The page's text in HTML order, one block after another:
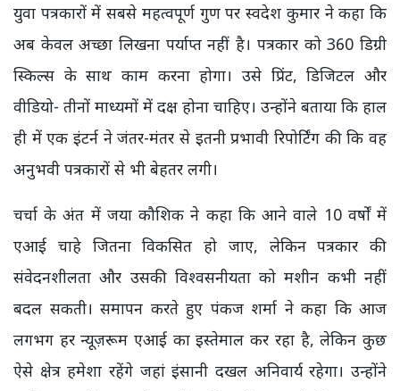
युवा पत्रकारों में सबसे महत्वपूर्ण गुण पर स्वदेश कुमार ने कहा कि
अब केवल अच्छा लिखना पर्याप्त नहीं है। पत्रकार को 360 डिग्री
स्किल्स के साथ काम करना होगा। उसे प्रिंट, डिजिटल और
वीडियो- तीनों माध्यमों में दक्ष होना चाहिए। उन्होंने बताया कि हाल
ही में एक इंटर्न ने जंतर-मंतर से इतनी प्रभावी रिपोर्टिंग की कि वह
अनुभवी पत्रकारों से भी बेहतर लगी।
चर्चा के अंत में जया कौशिक ने कहा कि आने वाले 10 वर्षों में
एआई चाहे जितना विकसित हो जाए, लेकिन पत्रकार की
संवेदनशीलता और उसकी विश्वसनीयता को मशीन कभी नहीं
बदल सकती। समापन करते हुए पंकज शर्मा ने कहा कि आज
लगभग हर न्यूज़रूम एआई का इस्तेमाल कर रहा है, लेकिन कुछ
ऐसे क्षेत्र हमेशा रहेंगे जहां इंसानी दखल अनिवार्य रहेगा। उन्होंने